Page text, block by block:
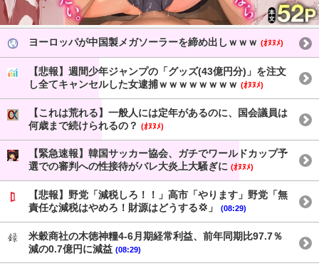
ヨーロッパが中国製メガソーラーを締め出しｗｗｗ (ｵﾇﾇﾒ)
【悲報】週間少年ジャンプの「グッズ(43億円分)」を注文
し全てキャンセルした女逮捕ｗｗｗｗｗｗｗｗ (ｵﾇﾇﾒ)
【これは荒れる】一般人には定年があるのに、国会議員は
何歳まで続けられるの？ (ｵﾇﾇﾒ)
【緊急速報】韓国サッカー協会、ガチでワールドカップ予
選での審判への性接待がバレ大炎上大騒ぎに (ｵﾇﾇﾒ)
【悲報】野党「減税しろ！！」高市「やります」野党「無
責任な減税はやめろ！財源はどうする💢」
(08:29)
米穀商社の木徳神糧4-6月期経常利益、前年同期比97.7％
減の0.7億円に減益 (08:29)